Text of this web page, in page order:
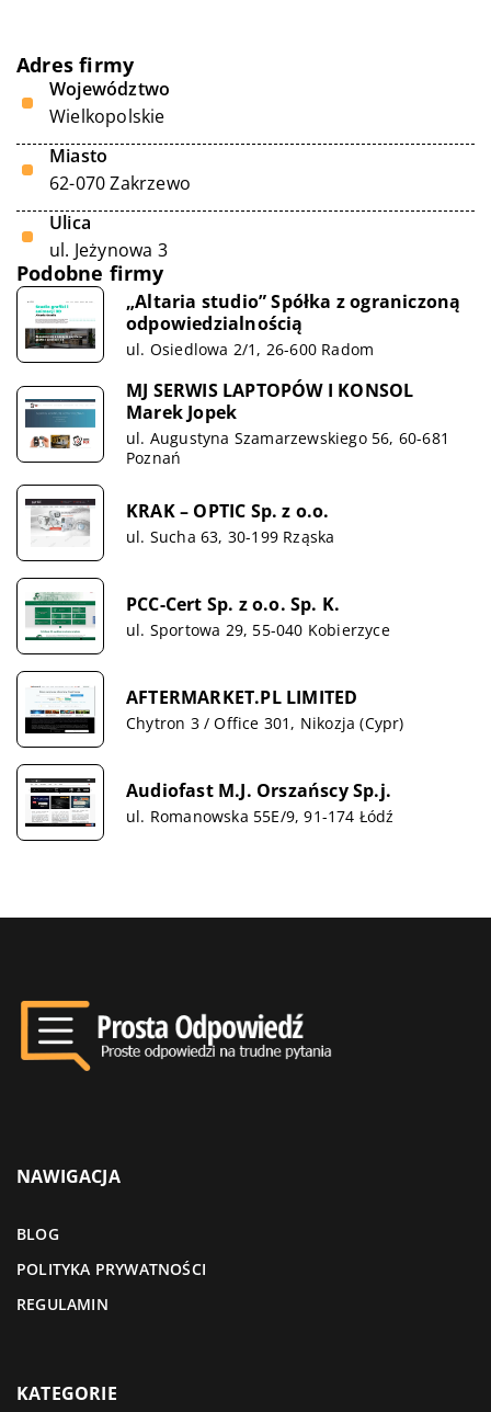
Adres firmy
Województwo
Wielkopolskie
Miasto
62-070 Zakrzewo
Ulica
ul. Jeżynowa 3
Podobne firmy
„Altaria studio” Spółka z ograniczoną
odpowiedzialnością
ul. Osiedlowa 2/1, 26-600 Radom
MJ SERWIS LAPTOPÓW I KONSOL
Marek Jopek
ul. Augustyna Szamarzewskiego 56, 60-681
Poznań
KRAK – OPTIC Sp. z o.o.
ul. Sucha 63, 30-199 Rząska
PCC-Cert Sp. z o.o. Sp. K.
ul. Sportowa 29, 55-040 Kobierzyce
AFTERMARKET.PL LIMITED
Chytron 3 / Office 301, Nikozja (Cypr)
Audiofast M.J. Orszańscy Sp.j.
ul. Romanowska 55E/9, 91-174 Łódź
NAWIGACJA
BLOG
POLITYKA PRYWATNOŚCI
REGULAMIN
KATEGORIE